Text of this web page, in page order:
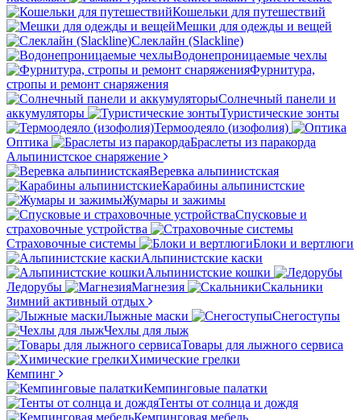
Кошельки для путешествий
Мешки для одежды и вещей
Слеклайн (Slackline)
Водонепроницаемые чехлы
Фурнитура,
стропы и ремонт снаряжения
Солнечный панели и
аккумуляторы
Туристические зонты
Термоодеяло (изофолия)
Оптика
Браслеты из паракорда
Альпинистское снаряжение
Веревка альпинистская
Карабины альпинистские
Жумары и зажимы
Спусковые и
страховочные устройства
Страховочные системы
Блоки и вертлюги
Альпинистские каски
Альпинистские кошки
Ледорубы
Магнезия
Скальники
Зимний активный отдых
Лыжные маски
Снегоступы
Чехлы для лыж
Товары для лыжного сервиса
Химические грелки
Кемпинг
Кемпинговые палатки
Тенты от солнца и дождя
Кемпинговая мебель